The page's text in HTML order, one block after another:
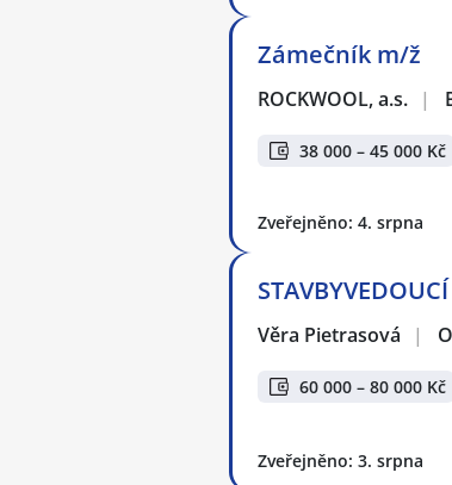
Zámečník m/ž
ROCKWOOL, a.s. |
38 000 – 45 000 Kč
Zveřejněno: 4. srpna
Věra Pietrasová |
60 000 – 80 000 Kč
Zveřejněno: 3. srpna